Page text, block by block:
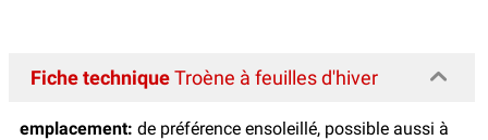
Fiche techniqueTroène à feuilles d'hiver
emplacement: de préférence ensoleillé, possible aussi à